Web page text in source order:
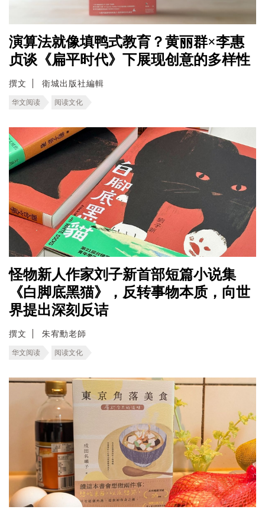
演算法就像填鸭式教育？黄丽群×李惠
贞谈《扁平时代》下展现创意的多样性
撰文 衛城出版社編輯
华文阅读 阅读文化
怪物新人作家刘子新首部短篇小说集
《白脚底黑猫》，反转事物本质，向世
界提出深刻反诘
撰文 朱宥勳老師
华文阅读 阅读文化